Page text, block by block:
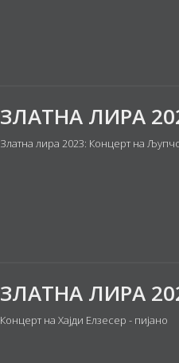
Златна лира 2023: Концерт на
Концерт на Хајди Елзесер - пијано